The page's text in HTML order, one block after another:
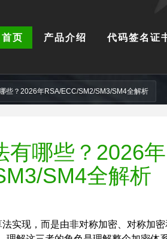
首页 产品介绍 代码签名证
些？2026年RSA/ECC/SM2/SM3/SM4全解析
有哪些？2026年
SM4全解析
实现，而是由非对称加密、对称加